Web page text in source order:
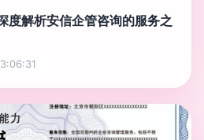
度解析安信企管咨询的服务之